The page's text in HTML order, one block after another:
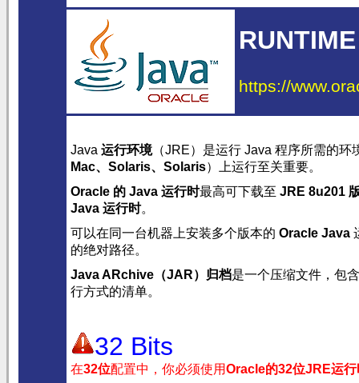
https://
Java 运行环境（JRE）是运行 Java 程序所需的环
Mac、 Solaris、Solaris）上运行至关重要。
Oracle 的 Java 运行时最高可下载至 JRE 8u201
Java 运行时。
可以在同一台机器上安装多个版本的 Oracle Java
的绝对路径。
Java ARchive（JAR）归档是一个压缩文件，包
行方式的清单。
32 Bits
在32位配置中，你必须使用Oracle的32位JRE运行